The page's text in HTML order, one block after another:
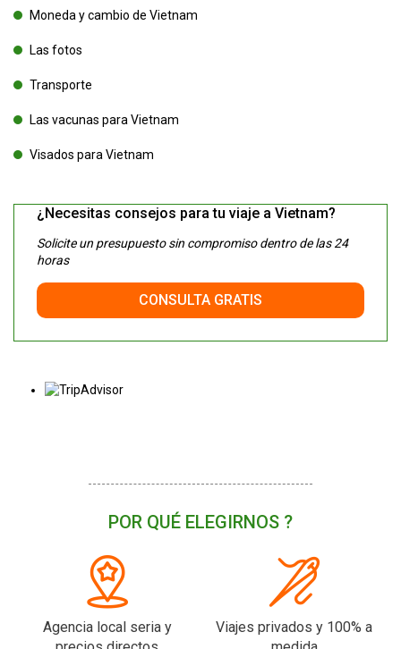
Moneda y cambio de Vietnam
Las fotos
Transporte
Las vacunas para Vietnam
Visados para Vietnam
¿Necesitas consejos para tu viaje a Vietnam?
Solicite un presupuesto sin compromiso dentro de las 24
horas
CONSULTA GRATIS
POR QUÉ ELEGIRNOS ?
Agencia local seria y
Viajes privados y 100% a